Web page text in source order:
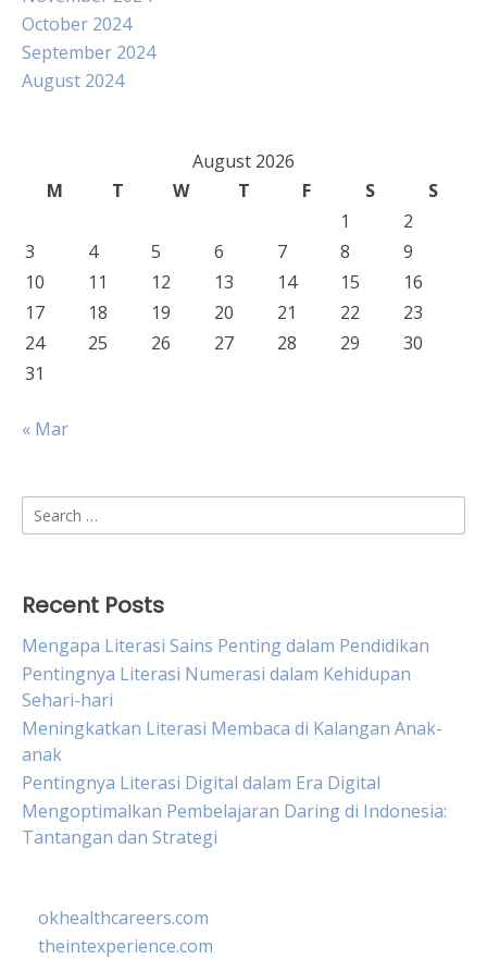
October 2024
September 2024
August 2024
August 2026
M
T W T F S
S
1
2
3
4 5 6 7 8
9
10
11 12 13 14 15
16
17
18 19 20 21 22
23
24
25 26 27 28 29
30
31
« Mar
Search
for:
Recent Posts
Mengapa Literasi Sains Penting dalam Pendidikan
Pentingnya Literasi Numerasi dalam Kehidupan
Sehari-hari
Meningkatkan Literasi Membaca di Kalangan Anak-
anak
Pentingnya Literasi Digital dalam Era Digital
Mengoptimalkan Pembelajaran Daring di Indonesia:
Tantangan dan Strategi
okhealthcareers.com
theintexperience.com